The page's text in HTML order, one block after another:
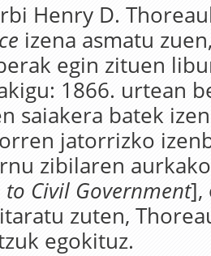
Henry D.
izena asmatu
egin zituen
1866. urtean
saiakera batek
jatorrizko
zibilaren
to Civil Government],
zuten,
egokituz.